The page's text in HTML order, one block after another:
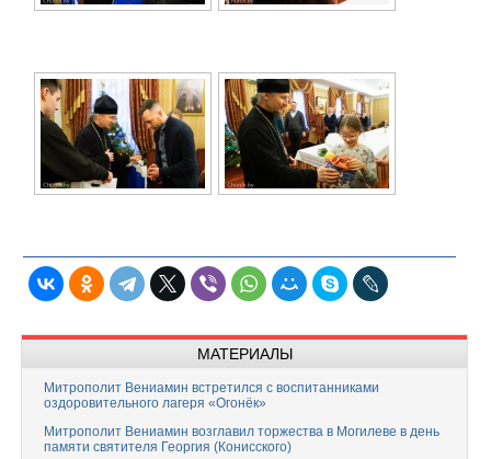
МАТЕРИАЛЫ
Митрополит Вениамин встретился с воспитанниками
оздоровительного лагеря «Огонёк»
Митрополит Вениамин возглавил торжества в Могилеве в день
памяти святителя Георгия (Конисского)